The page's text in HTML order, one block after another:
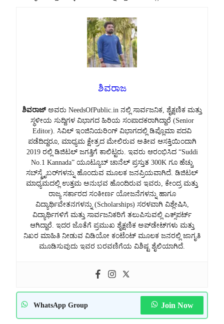
ಶಿವರಾಜ
ಶಿವರಾಜ್ಅವರು NeedsOfPublic.in ನಲ್ಲಿ ಸಾರ್ವಜನಿಕ, ಶೈಕ್ಷಣಿಕ ಮತ್ತು
ಸ್ಥಳೀಯ ಸುದ್ದಿಗಳ ವಿಭಾಗದ ಹಿರಿಯ ಸಂಪಾದಕರಾಗಿದ್ದಾರೆ (Senior
Editor). ಸಿವಿಲ್ ಇಂಜಿನಿಯರಿಂಗ್ ವಿಭಾಗದಲ್ಲಿ ಡಿಪ್ಲೊಮಾ ಪದವಿ
ಪಡೆದಿದ್ದರೂ, ಮಾಧ್ಯಮ ಕ್ಷೇತ್ರದ ಮೇಲಿರುವ ಅತೀವ ಆಸಕ್ತಿಯಿಂದಾಗಿ
2019 ರಲ್ಲಿ ಡಿಜಿಟಲ್ ಜಗತ್ತಿಗೆ ಕಾಲಿಟ್ಟರು. ಇವರು ಆರಂಭಿಸಿದ “Suddi
No.1 Kannada” ಯೂಟ್ಯೂಬ್ ಚಾನೆಲ್ ಪ್ರಸ್ತುತ 300K ಗೂ ಹೆಚ್ಚು
ಸಬ್‌ಸ್ಕ್ರೈಬರ್‌ಗಳನ್ನು ಹೊಂದುವ ಮೂಲಕ ಜನಪ್ರಿಯವಾಗಿದೆ. ಡಿಜಿಟಲ್
ಮಾಧ್ಯಮದಲ್ಲಿ ಉತ್ತಮ ಅನುಭವ ಹೊಂದಿರುವ ಇವರು, ಕೇಂದ್ರ ಮತ್ತು
ರಾಜ್ಯ ಸರ್ಕಾರದ ಸಂಕೀರ್ಣ ಯೋಜನೆಗಳನ್ನು ಹಾಗೂ
ವಿದ್ಯಾರ್ಥಿವೇತನಗಳನ್ನು (Scholarships) ಸರಳವಾಗಿ ವಿಶ್ಲೇಷಿಸಿ,
ವಿದ್ಯಾರ್ಥಿಗಳಿಗೆ ಮತ್ತು ಸಾರ್ವಜನಿಕರಿಗೆ ತಲುಪಿಸುವಲ್ಲಿ ಎಕ್ಸ್‌ಪರ್ಟ್
ಆಗಿದ್ದಾರೆ. ಇದರ ಜೊತೆಗೆ ಪ್ರಮುಖ ಶೈಕ್ಷಣಿಕ ಅಪ್‌ಡೇಟ್‌ಗಳು ಮತ್ತು
ನಿಖರ ಮಾಹಿತಿ ನೀಡುವ ವಿಡಿಯೋ ಕಂಟೆಂಟ್ ಮೂಲಕ ಜನರಲ್ಲಿ ಜಾಗೃತಿ
ಮೂಡಿಸುವುದು ಇವರ ಬರವಣಿಗೆಯ ವಿಶಿಷ್ಟ ಶೈಲಿಯಾಗಿದೆ.
WhatsApp Group Join Now